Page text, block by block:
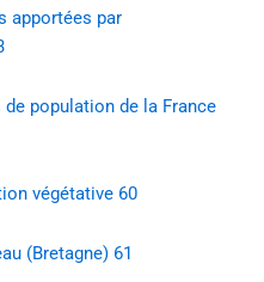
apportées par
population de la France
végétative 60
(Bretagne) 61